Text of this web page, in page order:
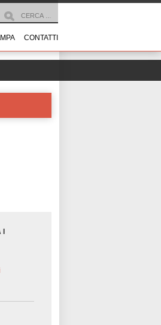
CONTATTI